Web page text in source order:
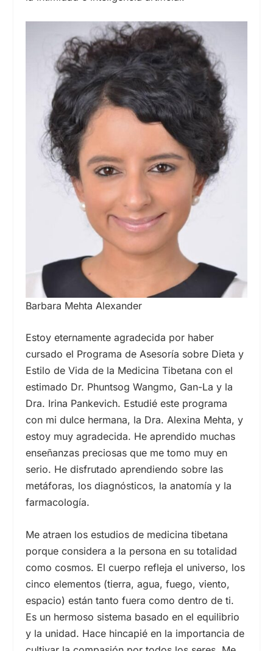
Barbara Mehta Alexander
Estoy eternamente agradecida por haber
cursado el Programa de Asesoría sobre Dieta y
Estilo de Vida de la Medicina Tibetana con el
estimado Dr. Phuntsog Wangmo, Gan-La y la
Dra. Irina Pankevich. Estudié este programa
con mi dulce hermana, la Dra. Alexina Mehta, y
estoy muy agradecida. He aprendido muchas
enseñanzas preciosas que me tomo muy en
serio. He disfrutado aprendiendo sobre las
metáforas, los diagnósticos, la anatomía y la
farmacología.
Me atraen los estudios de medicina tibetana
porque considera a la persona en su totalidad
como cosmos. El cuerpo refleja el universo, los
cinco elementos (tierra, agua, fuego, viento,
espacio) están tanto fuera como dentro de ti.
Es un hermoso sistema basado en el equilibrio
y la unidad. Hace hincapié en la importancia de